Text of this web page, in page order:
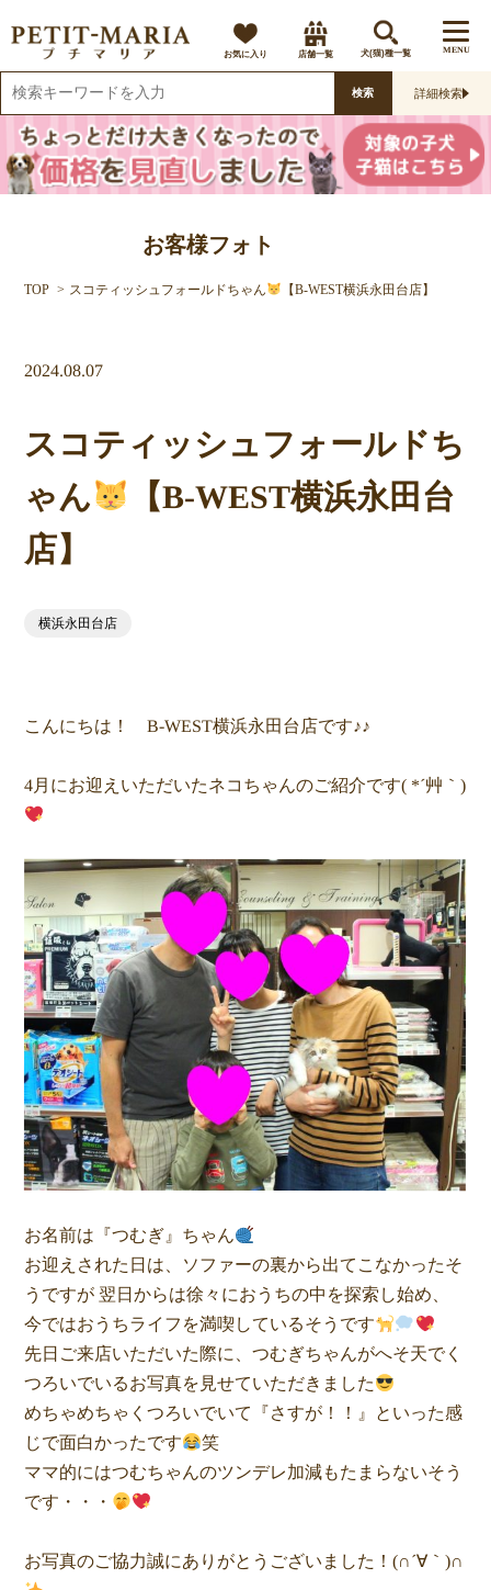
お気に入り 店舗一覧 犬(猫)種一覧 MENU
検索 詳細検索
お客様フォト
TOP スコティッシュフォールドちゃん 【B-WEST横浜永田台店】
2024.08.07
スコティッシュフォールドち
ゃん 【B-WEST横浜永田台
店】
横浜永田台店
こんにちは！ B-WEST横浜永田台店です♪♪
4月にお迎えいただいたネコちゃんのご紹介です( *´艸｀)
お名前は『つむぎ』ちゃん
お迎えされた日は、ソファーの裏から出てこなかったそ
うですが 翌日からは徐々におうちの中を探索し始め、
今ではおうちライフを満喫しているそうです
先日ご来店いただいた際に、つむぎちゃんがへそ天でく
つろいでいるお写真を見せていただきました
めちゃめちゃくつろいでいて『さすが！！』といった感
じで面白かったです 笑
ママ的にはつむちゃんのツンデレ加減もたまらないそう
です・・・
お写真のご協力誠にありがとうございました！(∩´∀｀)∩